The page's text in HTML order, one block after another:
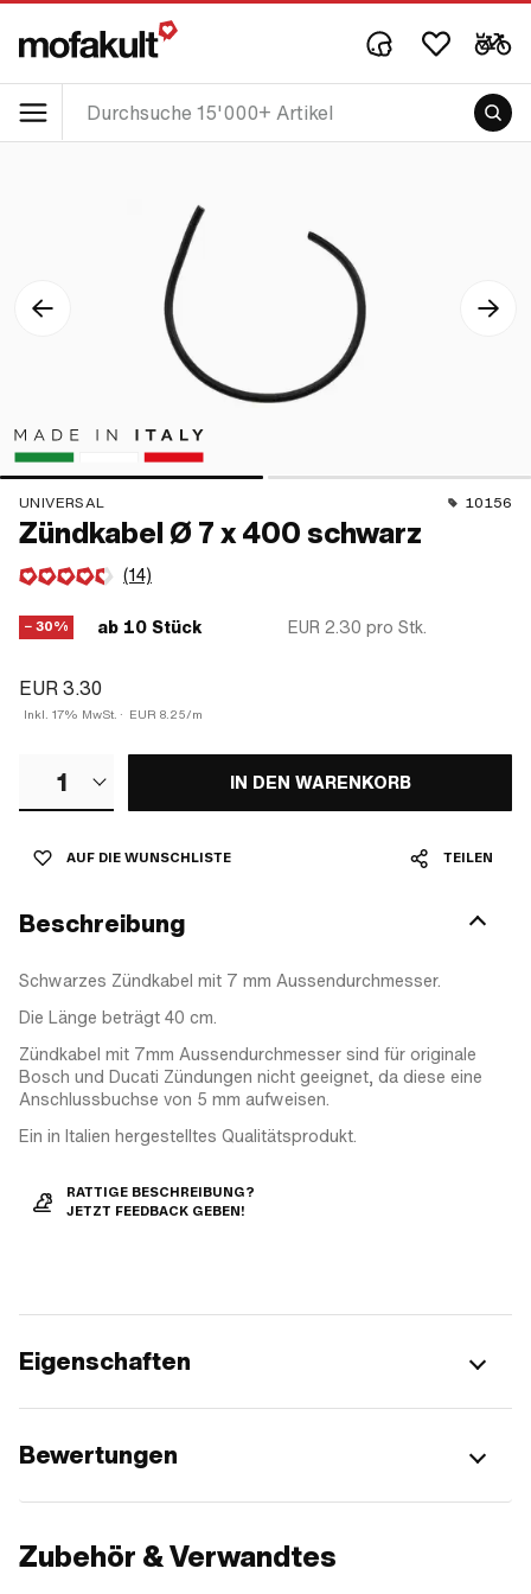
UNIVERSAL 10156
Zündkabel Ø 7 x 400 schwarz
(14)
− 30% ab 10 Stück EUR 2.30 pro Stk.
EUR 3.30
Inkl. 17% MwSt. · EUR 8.25/m
1 IN DEN WARENKORB
AUF DIE WUNSCHLISTE TEILEN
Beschreibung
Schwarzes Zündkabel mit 7 mm Aussendurchmesser.
Die Länge beträgt 40 cm.
Zündkabel mit 7mm Aussendurchmesser sind für originale
Bosch und Ducati Zündungen nicht geeignet, da diese eine
Anschlussbuchse von 5 mm aufweisen.
Ein in Italien hergestelltes Qualitätsprodukt.
RATTIGE BESCHREIBUNG?
JETZT FEEDBACK GEBEN!
Eigenschaften
Bewertungen
Zubehör & Verwandtes